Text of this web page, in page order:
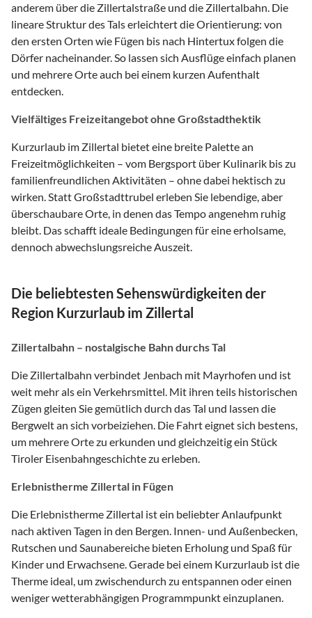
anderem über die Zillertalstraße und die Zillertalbahn. Die
lineare Struktur des Tals erleichtert die Orientierung: von
den ersten Orten wie Fügen bis nach Hintertux folgen die
Dörfer nacheinander. So lassen sich Ausflüge einfach planen
und mehrere Orte auch bei einem kurzen Aufenthalt
entdecken.
Vielfältiges Freizeitangebot ohne Großstadthektik
Kurzurlaub im Zillertal bietet eine breite Palette an
Freizeitmöglichkeiten – vom Bergsport über Kulinarik bis zu
familienfreundlichen Aktivitäten – ohne dabei hektisch zu
wirken. Statt Großstadttrubel erleben Sie lebendige, aber
überschaubare Orte, in denen das Tempo angenehm ruhig
bleibt. Das schafft ideale Bedingungen für eine erholsame,
dennoch abwechslungsreiche Auszeit.
Die beliebtesten Sehenswürdigkeiten der
Region Kurzurlaub im Zillertal
Zillertalbahn – nostalgische Bahn durchs Tal
Die Zillertalbahn verbindet Jenbach mit Mayrhofen und ist
weit mehr als ein Verkehrsmittel. Mit ihren teils historischen
Zügen gleiten Sie gemütlich durch das Tal und lassen die
Bergwelt an sich vorbeiziehen. Die Fahrt eignet sich bestens,
um mehrere Orte zu erkunden und gleichzeitig ein Stück
Tiroler Eisenbahngeschichte zu erleben.
Erlebnistherme Zillertal in Fügen
Die Erlebnistherme Zillertal ist ein beliebter Anlaufpunkt
nach aktiven Tagen in den Bergen. Innen- und Außenbecken,
Rutschen und Saunabereiche bieten Erholung und Spaß für
Kinder und Erwachsene. Gerade bei einem Kurzurlaub ist die
Therme ideal, um zwischendurch zu entspannen oder einen
weniger wetterabhängigen Programmpunkt einzuplanen.